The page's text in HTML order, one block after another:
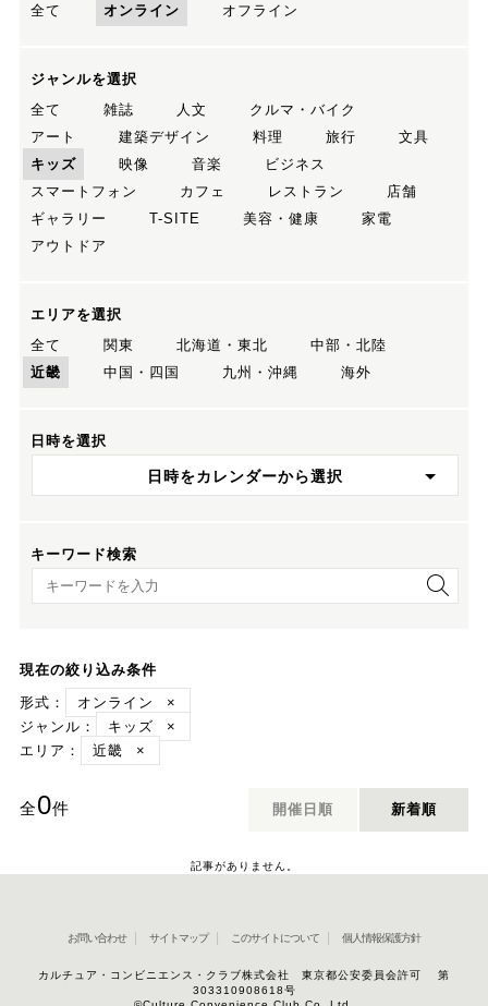
全て
オンライン オフライン
ジャンルを選択
全て
雑誌 人文
クルマ・バイク
アート
建築デザイン 料理 旅行
文具
キッズ
映像 音楽
ビジネス
スマートフォン
カフェ レストラン
店舗
ギャラリー
T-SITE 美容・健康
家電
アウトドア
エリアを選択
全て
関東 北海道・東北
中部・北陸
近畿
中国・四国 九州・沖縄 海外
日時を選択
日時をカレンダーから選択
キーワード検索
キーワード検索
現在の絞り込み条件
形式：
オンライン
×
ジャンル：
キッズ
×
エリア：
近畿 ×
全0件 開催日順 新着順
記事がありません。
お問い合わせ サイトマップ このサイトについて 個人情報保護方針
カルチュア・コンビニエンス・クラブ株式会社 東京都公安委員会許可 第
303310908618号